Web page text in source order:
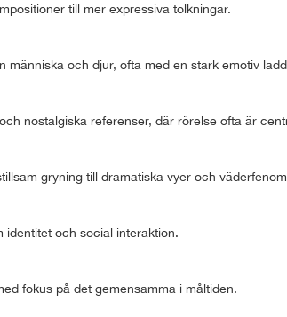
till mer expressiva tolkningar.
och djur, ofta med en stark emotiv
nostalgiska referenser, där rörelse ofta är
gryning till dramatiska vyer och
identitet och social interaktion.
fokus på det gemensamma i måltiden.